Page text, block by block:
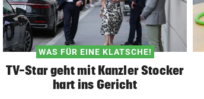
WAS FÜR EINE KLATSCHE!
TV-Star geht mit Kanzler Stocker
hart ins Gericht